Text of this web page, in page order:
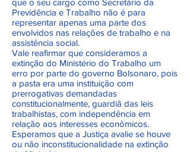
que o seu cargo como Secretário da
Previdência e Trabalho não é para
representar apenas uma parte dos
envolvidos nas relações de trabalho e na
assistência social.
Vale reafirmar que consideramos a
extinção do Ministério do Trabalho um
erro por parte do governo Bolsonaro, pois
a pasta era uma instituição com
prerrogativas demandadas
constitucionalmente, guardiã das leis
trabalhistas, com independência em
relação aos interesses econômicos.
Esperamos que a Justiça avalie se houve
ou não inconstitucionalidade na extinção